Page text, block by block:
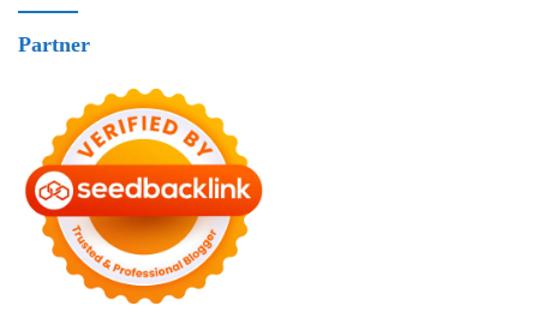
Partner